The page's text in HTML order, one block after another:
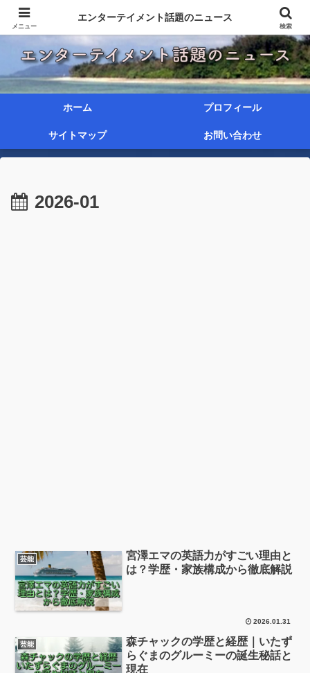
ホーム プロフィール
サイトマップ お問い合わせ
2026-01
芸能
宮澤エマの英語力がすごい理由と
は？学歴・家族構成から徹底解説
2026.01.31
芸能
森チャックの学歴と経歴｜いたず
らぐまのグルーミーの誕生秘話と
現在
メニュー
エンターテイメント話題のニュース
検索